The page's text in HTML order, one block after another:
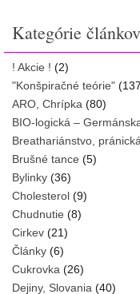
Kategórie článkov
! Akcie ! (2)
"Konšpiračné teórie"
ARO, Chrípka (80)
BIO-logická –
Breathariánstvo,
Brušné tance (5)
Bylinky (36)
Cholesterol (9)
Chudnutie (8)
Cirkev (21)
Články (6)
Cukrovka (26)
Dejiny, Slovania (40)